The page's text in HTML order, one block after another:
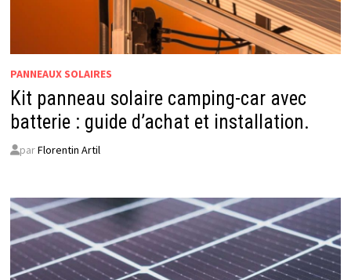
PANNEAUX SOLAIRES
Kit panneau solaire camping-car avec
batterie : guide d’achat et installation.
parFlorentin Artil